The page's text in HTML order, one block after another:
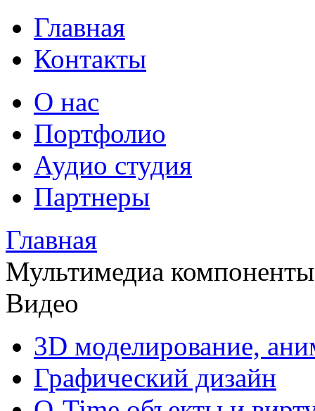
Главная
Контакты
О нас
Портфолио
Аудио студия
Партнеры
Главная
Мультимедиа компоненты
Видео
3D моделирование,
Графический дизайн